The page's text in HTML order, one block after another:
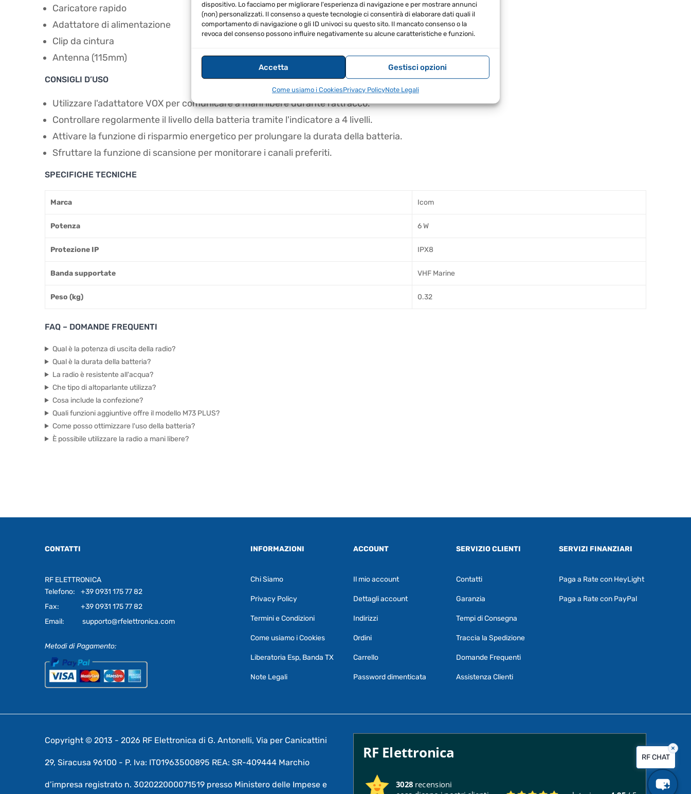
dispositivo. Lo facciamo per migliorare l'esperienza di navigazione e per mostrare annunci
(non) personalizzati. Il consenso a queste tecnologie ci consentirà di elaborare dati quali il
comportamento di navigazione o gli ID univoci su questo sito. Il mancato consenso o la
revoca del consenso possono influire negativamente su alcune caratteristiche e funzioni.
Accetta Gestisci opzioni
Come usiamo i CookiesPrivacy PolicyNote Legali
Caricatore rapido
Adattatore di alimentazione
Clip da cintura
Antenna (115mm)
CONSIGLI D’USO
Utilizzare l'adattatore VOX per comunicare a mani libere durante l'attracco.
Controllare regolarmente il livello della batteria tramite l'indicatore a 4 livelli.
Attivare la funzione di risparmio energetico per prolungare la durata della batteria.
Sfruttare la funzione di scansione per monitorare i canali preferiti.
SPECIFICHE TECNICHE
Marca Icom
Potenza 6 W
Protezione IP IPX8
Banda supportate VHF Marine
Peso (kg) 0.32
FAQ – DOMANDE FREQUENTI
Qual è la potenza di uscita della radio?
Qual è la durata della batteria?
La radio è resistente all'acqua?
Che tipo di altoparlante utilizza?
Cosa include la confezione?
Quali funzioni aggiuntive offre il modello M73 PLUS?
Come posso ottimizzare l'uso della batteria?
È possibile utilizzare la radio a mani libere?
CONTATTI
RF ELETTRONICA
Telefono:
+39 0931 175 77 82
Fax:
+39 0931 175 77 82
Email:
supporto@rfelettronica.com
Metodi di Pagamento:
INFORMAZIONI
Chi Siamo
Privacy Policy
Termini e Condizioni
Come usiamo i Cookies
Liberatoria Esp, Banda TX
Note Legali
ACCOUNT
Il mio account
Dettagli account
Indirizzi
Ordini
Carrello
Password dimenticata
SERVIZIO CLIENTI
Contatti
Garanzia
Tempi di Consegna
Traccia la Spedizione
Domande Frequenti
Assistenza Clienti
SERVIZI FINANZIARI
Paga a Rate con HeyLight
Paga a Rate con PayPal
Copyright © 2013 - 2026 RF Elettronica di G. Antonelli, Via per Canicattini
29, Siracusa 96100 - P. Iva: IT01963500895 REA: SR-409444 Marchio
d’impresa registrato n. 302022000071519 presso Ministero delle Impese e
RF Elettronica
3028 recensioni
RF Assist
Puoi chiedermi informazioni generali o
specifiche su certi prodotti.
prodotto
RF CHAT
×